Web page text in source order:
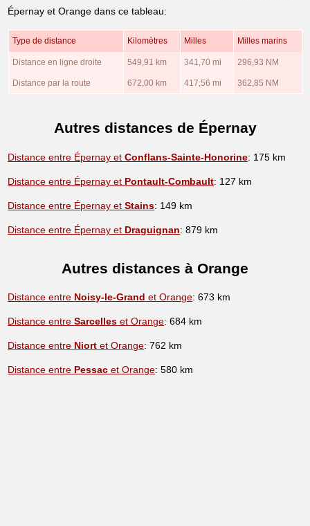
Épernay et Orange dans ce tableau:
Type de distance Kilomètres Milles Milles marins
Distance en ligne droite 549,91 km 341,70 mi 296,93 NM
Distance par la route 672,00 km 417,56 mi 362,85 NM
Autres distances de Épernay
Distance entre Épernay etConflans-Sainte-Honorine: 175 km
Distance entre Épernay et Pontault-Combault: 127 km
Distance entre Épernay etStains: 149 km
Distance entre Épernay et Draguignan: 879 km
Autres distances à Orange
Distance entre Noisy-le-Grand et Orange: 673 km
Distance entreSarcelles et Orange: 684 km
Distance entre Niort et Orange: 762 km
Distance entre Pessac et Orange: 580 km